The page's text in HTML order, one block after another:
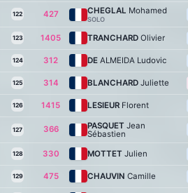
122 427 CHEGLAL Mohamed
SOLO
123 1405 TRANCHARD Olivier
124 312 DE ALMEIDA Ludovic
125 314 BLANCHARD Juliette
126 1415 LESIEUR Florent
127 366 PASQUET Jean
Sébastien
128 330 MOTTET Julien
129 475 CHAUVIN Camille